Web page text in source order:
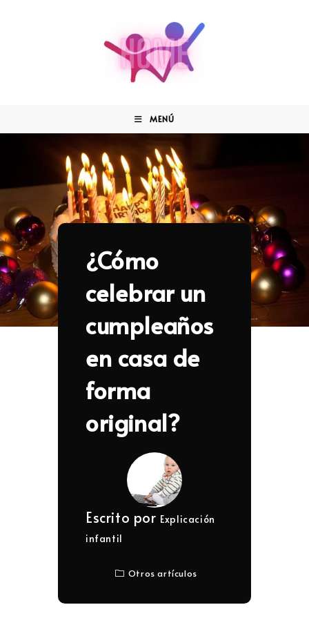
MENÚ
¿Cómo
celebrar un
cumpleaños
en casa de
forma
original?
Escrito por Explicación
infantil
Otros artículos